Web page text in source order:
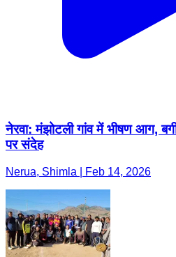
नेरवा: मंझोटली गांव में भीषण आग,
पर संदेह
Nerua, Shimla | Feb 14, 2026